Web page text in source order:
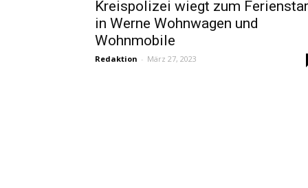
Kreispolizei wiegt zum
in Werne Wohnwagen und
Wohnmobile
Redaktion - März 27, 2023